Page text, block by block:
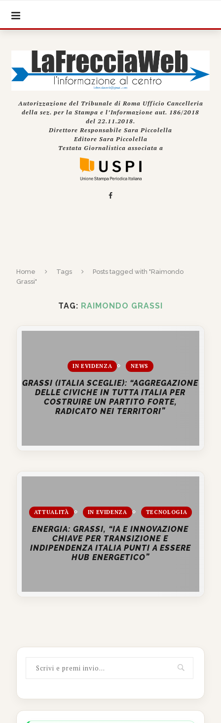
Autorizzazione del Tribunale di Roma Ufficio Cancelleria
della sez. per la Stampa e l’Informazione aut. 186/2018
del 22.11.2018.
Direttore Responsabile Sara Piccolella
Editore Sara Piccolella
Testata Giornalistica associata a
Home Tags
Posts tagged with "Raimondo
Grassi"
TAG: RAIMONDO GRASSI
IN EVIDENZA NEWS
GRASSI (ITALIA SCEGLIE): “AGGREGAZIONE
DELLE CIVICHE IN TUTTA ITALIA PER
COSTRUIRE UN PARTITO FORTE,
RADICATO NEI TERRITORI”
ATTUALITÀ IN EVIDENZA TECNOLOGIA
ENERGIA: GRASSI, “IA E INNOVAZIONE
CHIAVE PER TRANSIZIONE E
INDIPENDENZA ITALIA PUNTI A ESSERE
HUB ENERGETICO”